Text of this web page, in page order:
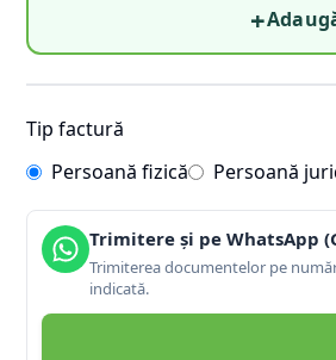
+
Tip factură
Persoană fizică
Persoană
Trimitere și pe WhatsApp
Trimiterea documentelor pe
indicată.